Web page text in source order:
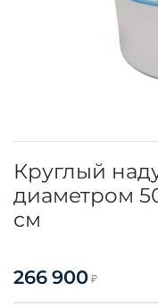
Круглый
диаметром
см
266 900 ₽